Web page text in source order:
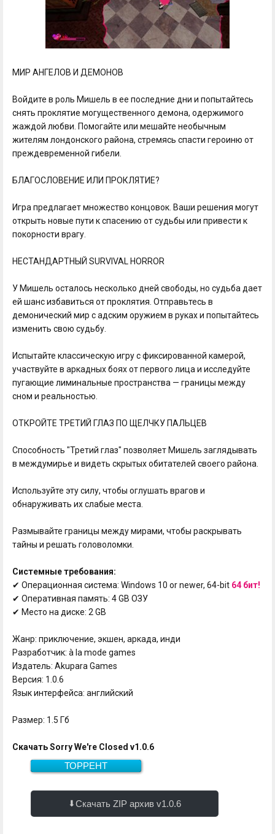
МИР АНГЕЛОВ И ДЕМОНОВ
Войдите в роль Мишель в ее последние дни и попытайтесь
снять проклятие могущественного демона, одержимого
жаждой любви. Помогайте или мешайте необычным
жителям лондонского района, стремясь спасти героиню от
преждевременной гибели.
БЛАГОСЛОВЕНИЕ ИЛИ ПРОКЛЯТИЕ?
Игра предлагает множество концовок. Ваши решения могут
открыть новые пути к спасению от судьбы или привести к
покорности врагу.
НЕСТАНДАРТНЫЙ SURVIVAL HORROR
У Мишель осталось несколько дней свободы, но судьба дает
ей шанс избавиться от проклятия. Отправьтесь в
демонический мир с адским оружием в руках и попытайтесь
изменить свою судьбу.
Испытайте классическую игру с фиксированной камерой,
участвуйте в аркадных боях от первого лица и исследуйте
пугающие лиминальные пространства — границы между
сном и реальностью.
ОТКРОЙТЕ ТРЕТИЙ ГЛАЗ ПО ЩЕЛЧКУ ПАЛЬЦЕВ
Способность "Третий глаз" позволяет Мишель заглядывать
в междумирье и видеть скрытых обитателей своего района.
Используйте эту силу, чтобы оглушать врагов и
обнаруживать их слабые места.
Размывайте границы между мирами, чтобы раскрывать
тайны и решать головоломки.
Системные требования:
✔ Операционная система: Windows 10 or newer, 64-bit 64 бит!
✔ Оперативная память: 4 GB ОЗУ
✔ Место на диске: 2 GB
Жанр: приключение, экшен, аркада, инди
Разработчик: à la mode games
Издатель: Akupara Games
Версия: 1.0.6
Язык интерфейса: английский
Размер: 1.5 Гб
Скачать Sorry We're Closed v1.0.6
ТОРРЕНТ
1.5 Гб
Скачать
Скачать ZIP архив v1.0.6